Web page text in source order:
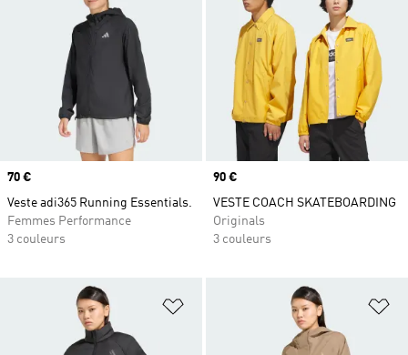
Prix
70 €
Veste adi365 Running Essentials.
Femmes Performance
3 couleurs
Prix
90 €
VESTE COACH SKATEBOARDING
Originals
3 couleurs
Ajouter à la Liste de produits